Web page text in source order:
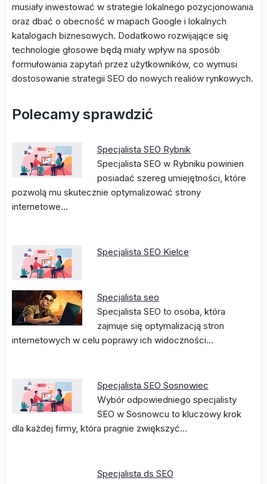
musiały inwestować w strategie lokalnego pozycjonowania
oraz dbać o obecność w mapach Google i lokalnych
katalogach biznesowych. Dodatkowo rozwijające się
technologie głosowe będą miały wpływ na sposób
formułowania zapytań przez użytkowników, co wymusi
dostosowanie strategii SEO do nowych realiów rynkowych.
Polecamy sprawdzić
Specjalista SEO Rybnik
Specjalista SEO w Rybniku powinien
posiadać szereg umiejętności, które
pozwolą mu skutecznie optymalizować strony
internetowe…
Specjalista SEO Kielce
Specjalista seo
Specjalista SEO to osoba, która
zajmuje się optymalizacją stron
internetowych w celu poprawy ich widoczności…
Specjalista SEO Sosnowiec
Wybór odpowiedniego specjalisty
SEO w Sosnowcu to kluczowy krok
dla każdej firmy, która pragnie zwiększyć…
Specjalista ds SEO